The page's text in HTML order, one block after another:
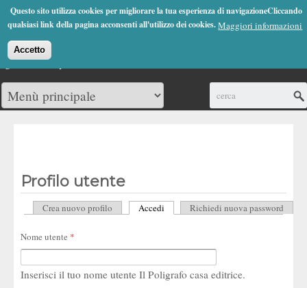
Questo sito utilizza cookies per migliorare la tua esperienza di navigazioneCliccando
qualsiasi link della pagina acconsenti all'utilizzo dei cookies.Maggiori informazioni
Accetto
Jump to Navigation
(0)
Profilo utente
Schede primarie
Crea nuovo profilo Accedi (scheda attiva)
Richiedi nuova password
Nome utente *
Inserisci il tuo nome utente Il Poligrafo casa editrice.